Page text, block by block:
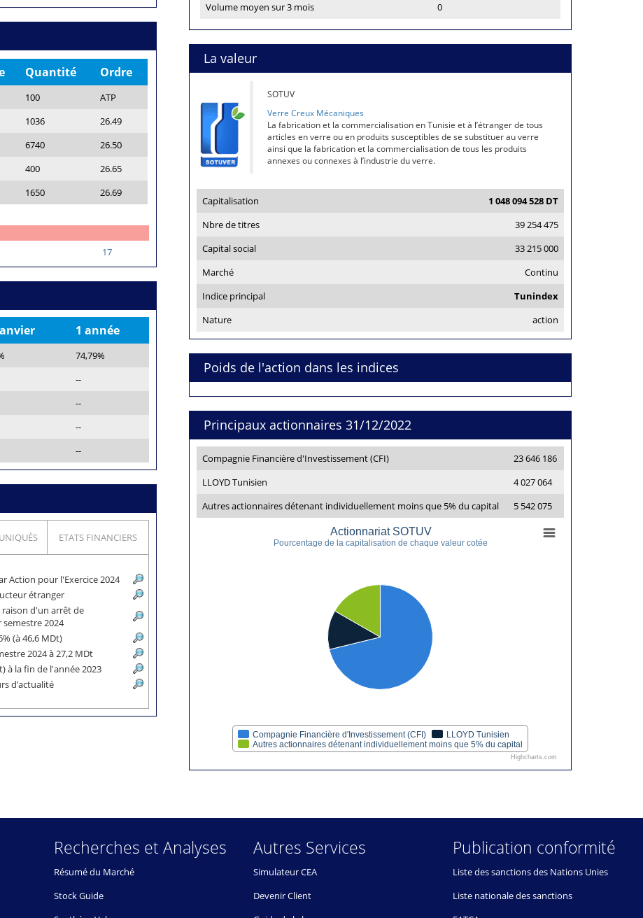
Quantité Ordre
100
ATP
1036
26.49
6740
26.50
400
26.65
1650 26.69
17
1 année
74,79%
--
--
--
--
ETATS FINANCIERS
Action pour l'Exercice 2024
étranger
d'un arrêt de
2024
(à 46,6 MDt)
2024 à 27,2 MDt
à la fin de l'année 2023
d’actualité
Volume moyen sur 3 mois
0
La valeur
SOTUV
Verre Creux Mécaniques
La fabrication et la commercialisation en Tunisie et à l’étranger de tous
articles en verre ou en produits susceptibles de se substituer au verre
ainsi que la fabrication et la commercialisation de tous les produits
annexes ou connexes à l’industrie du verre.
Capitalisation
1 048 094 528 DT
Nbre de titres
39 254 475
Capital social
33 215 000
Marché
Continu
Indice principal
Tunindex
Nature
action
Poids de l'action dans les indices
Principaux actionnaires 31/12/2022
Compagnie Financière d'Investissement (CFI)
23 646 186
LLOYD Tunisien
4 027 064
Autres actionnaires détenant individuellement moins que 5% du capital
5 542 075
Actionnariat SOTUV
Pourcentage de la capitalisation de chaque valeur cotée
Compagnie Financière d'Investissement (CFI)
LLOYD Tunisien
Autres actionnaires détenant individuellement moins que 5% du capital
Highcharts.com
Recherches et Analyses
Résumé du Marché
Stock Guide
Autres Services
Simulateur CEA
Devenir Client
Publication conformité
Liste des sanctions des Nations Unies
Liste nationale des sanctions